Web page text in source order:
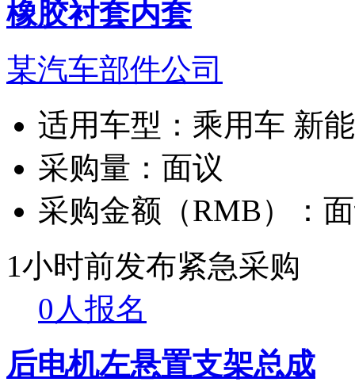
橡胶衬套内套
某汽车部件公司
适用车型： 乘用车 新
采购量： 面议
采购金额（RMB）：
1小时前发布紧急采购
0人报名
后电机左悬置支架总成